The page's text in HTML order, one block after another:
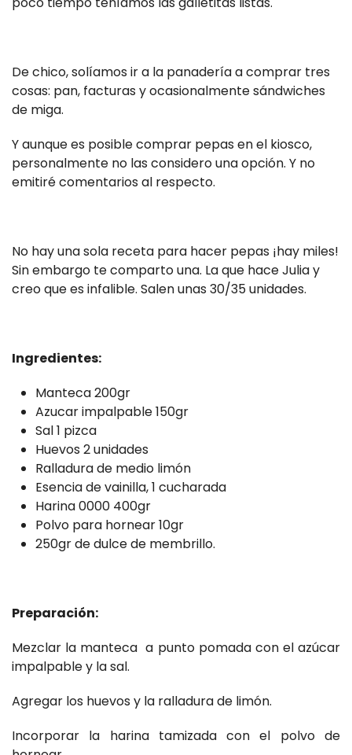
De chico, solíamos ir a la panadería a comprar tres
cosas: pan, facturas y ocasionalmente sándwiches
de miga.
Y aunque es posible comprar pepas en el kiosco,
personalmente no las considero una opción. Y no
emitiré comentarios al respecto.
No hay una sola receta para hacer pepas ¡hay miles!
Sin embargo te comparto una. La que hace Julia y
creo que es infalible. Salen unas 30/35 unidades.
Ingredientes:
Manteca 200gr
Azucar impalpable 150gr
Sal 1 pizca
Huevos 2 unidades
Ralladura de medio limón
Esencia de vainilla, 1 cucharada
Harina 0000 400gr
Polvo para hornear 10gr
250gr de dulce de membrillo.
Preparación:
Mezclar la manteca a punto pomada con el azúcar
impalpable y la sal.
Agregar los huevos y la ralladura de limón.
Incorporar la harina tamizada con el polvo de